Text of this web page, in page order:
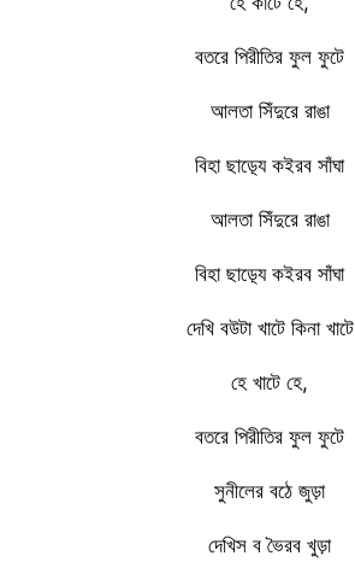
বতরে পিরীতির ফুল ফুটে
আলতা সিঁদুরে রাঙা
বিহা ছাড়্যে কইরব সাঁঘা
আলতা সিঁদুরে রাঙা
বিহা ছাড়্যে কইরব সাঁঘা
দেখি বউটা খাটে কিনা খাটে
হে খাটে হে,
বতরে পিরীতির ফুল ফুটে
সুনীলের বঠে জুড়া
দেখিস ব ভৈরব খুড়া